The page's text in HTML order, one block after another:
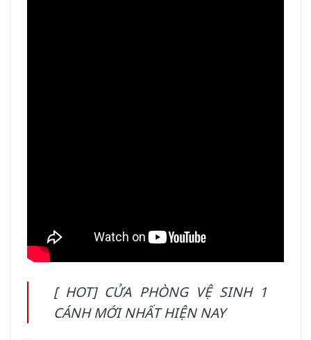
[ HOT] CỬA PHÒNG VỆ SINH 1
CÁNH MỚI NHẤT HIỆN NAY